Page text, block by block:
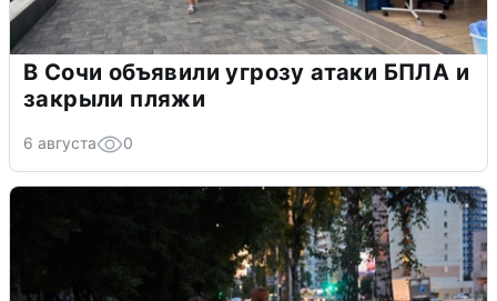
В Сочи объявили угрозу атаки БПЛА и
закрыли пляжи
6 августа 0